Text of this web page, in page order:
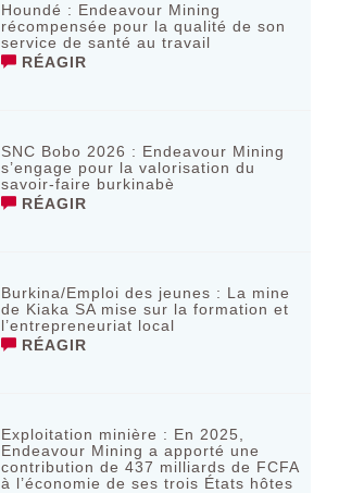
Houndé : Endeavour Mining
récompensée pour la qualité de son
service de santé au travail
RÉAGIR
SNC Bobo 2026 : Endeavour Mining
s’engage pour la valorisation du
savoir-faire burkinabè
RÉAGIR
Burkina/Emploi des jeunes : La mine
de Kiaka SA mise sur la formation et
l’entrepreneuriat local
RÉAGIR
Exploitation minière : En 2025,
Endeavour Mining a apporté une
contribution de 437 milliards de FCFA
à l’économie de ses trois États hôtes